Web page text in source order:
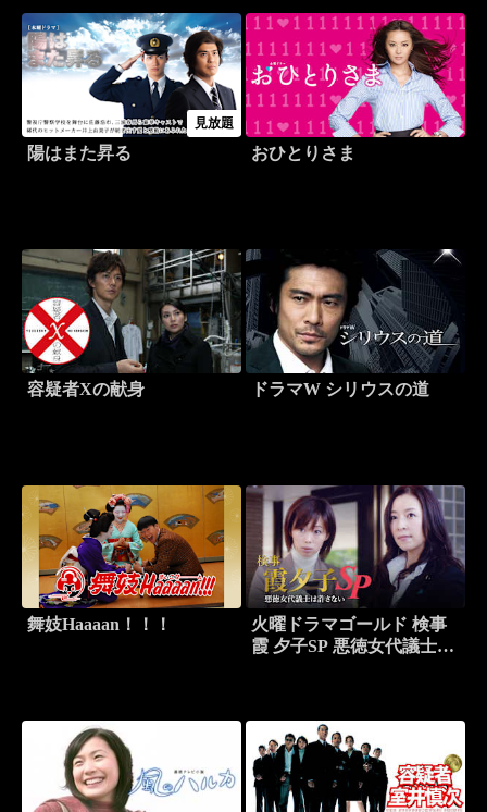
見放題
陽はまた昇る おひとりさま
容疑者Xの献身 ドラマW シリウスの道
舞妓Haaaan！！！
火曜ドラマゴールド 検事
霞 夕子SP 悪徳女代議士は